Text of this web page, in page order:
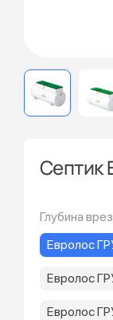
Септик
Глубина
Евролос
Евролос
Евролос